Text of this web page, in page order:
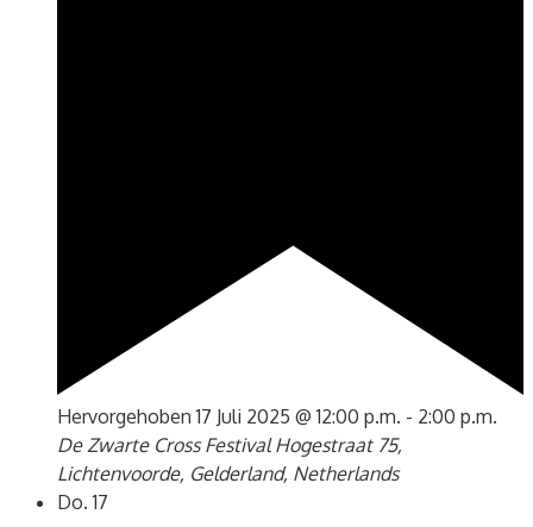
Hervorgehoben 17 Juli 2025 @ 12:00 p.m. - 2:00 p.m.
De Zwarte Cross FestivalHogestraat 75,
Lichtenvoorde, Gelderland, Netherlands
Do.17